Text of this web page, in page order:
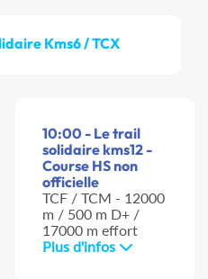
Kms6 / TCX
10:00 - Le trail
solidaire kms12 -
Course HS non
officielle
TCF / TCM - 12000
m / 500 m D+ /
17000 m effort
Plus d'infos